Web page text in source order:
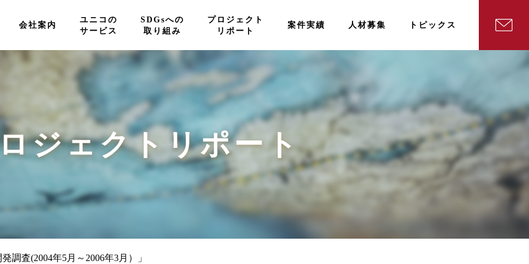
会社案内
ユニコの
サービス
SDGsへの
取り組み
プロジェクト
リポート
案件実績 人材募集 トピックス
ジェクトリポート
調査(2004年5月～2006年3月）」